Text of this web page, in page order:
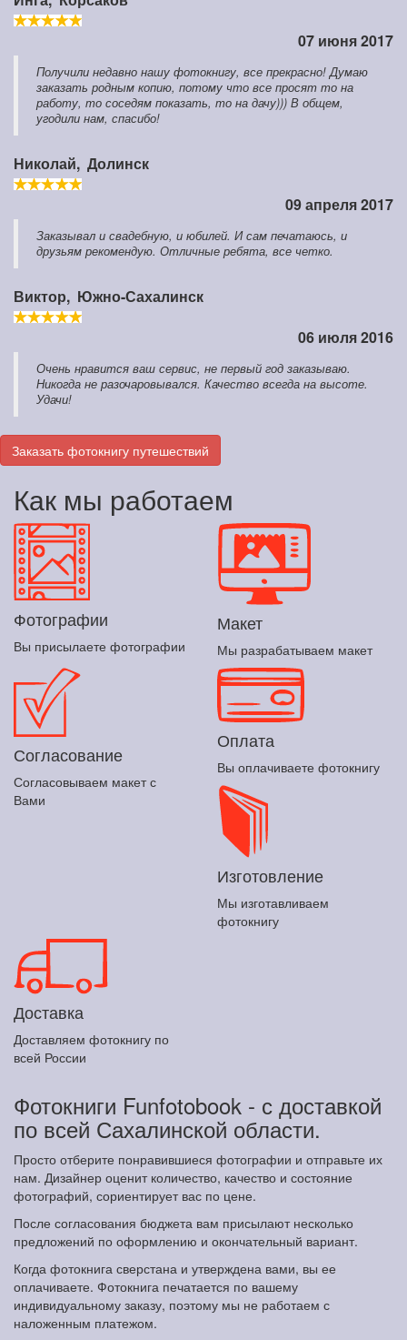
07 июня 2017
Получили недавно нашу фотокнигу, все прекрасно! Думаю
заказать родным копию, потому что все просят то на
работу, то соседям показать, то на дачу))) В общем,
угодили нам, спасибо!
Николай, Долинск
09 апреля 2017
Заказывал и свадебную, и юбилей. И сам печатаюсь, и
друзьям рекомендую. Отличные ребята, все четко.
Виктор, Южно-Сахалинск
06 июля 2016
Очень нравится ваш сервис, не первый год заказываю.
Никогда не разочаровывался. Качество всегда на высоте.
Удачи!
Заказать фотокнигу путешествий
Как мы работаем
Фотографии
Вы присылаете фотографии
Макет
Мы разрабатываем макет
Согласование
Согласовываем макет с
Вами
Оплата
Вы оплачиваете фотокнигу
Изготовление
Мы изготавливаем
фотокнигу
Доставка
Доставляем фотокнигу по
всей России
Фотокниги Funfotobook - с доставкой
по всей Сахалинской области.
Просто отберите понравившиеся фотографии и отправьте их
нам. Дизайнер оценит количество, качество и состояние
фотографий, сориентирует вас по цене.
После согласования бюджета вам присылают несколько
предложений по оформлению и окончательный вариант.
Когда фотокнига сверстана и утверждена вами, вы ее
оплачиваете. Фотокнига печатается по вашему
индивидуальному заказу, поэтому мы не работаем с
наложенным платежом.